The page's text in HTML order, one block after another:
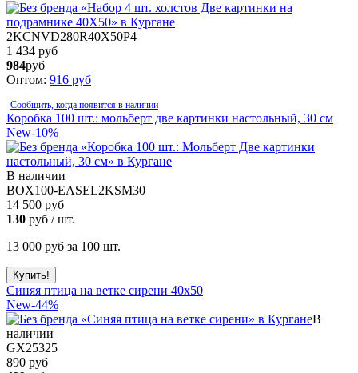
2KCNVD280R40X50P4
1 434 руб
984руб
Оптом: 916 руб
Сообщить, когда появится в наличии
Коробка 100 шт.: мольберт две картинки настольный, 30 см
New-10%
В наличии
BOX100-EASEL2KSM30
14 500 руб
130 руб / шт.
13 000 руб за 100 шт.
Синяя птица на ветке сирени 40x50
New-44%
В
наличии
GX25325
890 руб